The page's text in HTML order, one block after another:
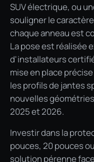
SUV électrique, ou
souligner le
chaque anneau est
La pose est réalisée
d'installateurs
mise en place
les profils de jantes
nouvelles
2025 et 2026.
Investir dans la
pouces, 20 pouces
solution pérenne